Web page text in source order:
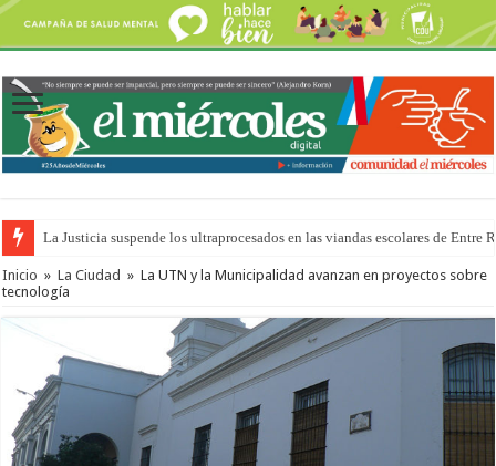
La Justicia suspende los ultraprocesados en las viandas escolares de Entre
Inicio » La Ciudad » La UTN y la Municipalidad avanzan en proyectos sobre
tecnología